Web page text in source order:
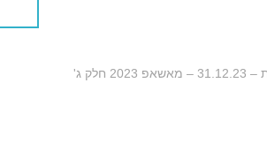
חלק ג'